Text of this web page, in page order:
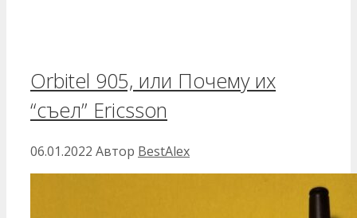
Orbitel 905, или Почему их
“съел” Ericsson
06.01.2022 Автор BestAlex